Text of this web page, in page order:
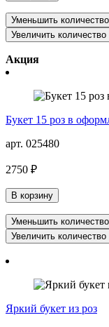
Уменьшить количество
Увеличить количество
Акция
Букет 15 роз в
арт. 025480
2750 ₽
В корзину
Уменьшить количество
Увеличить количество
Яркий букет из роз